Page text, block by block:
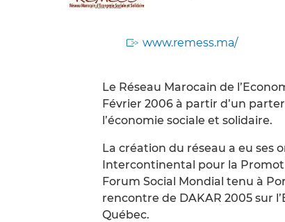
www.remess.ma/
Le Réseau Marocain de
Février 2006 à partir d’un
l’économie sociale et solidaire.
La création du réseau a eu ses
Intercontinental pour la
Forum Social Mondial tenu à
rencontre de DAKAR 2005 sur
Québec.